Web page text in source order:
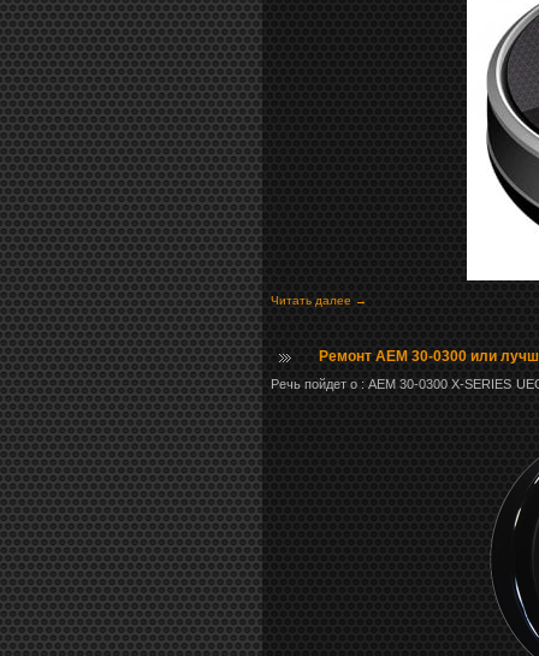
Читать далее →
Ремонт AEM 30-0300 или
Речь пойдет о : AEM 30-0300 X-SERIES